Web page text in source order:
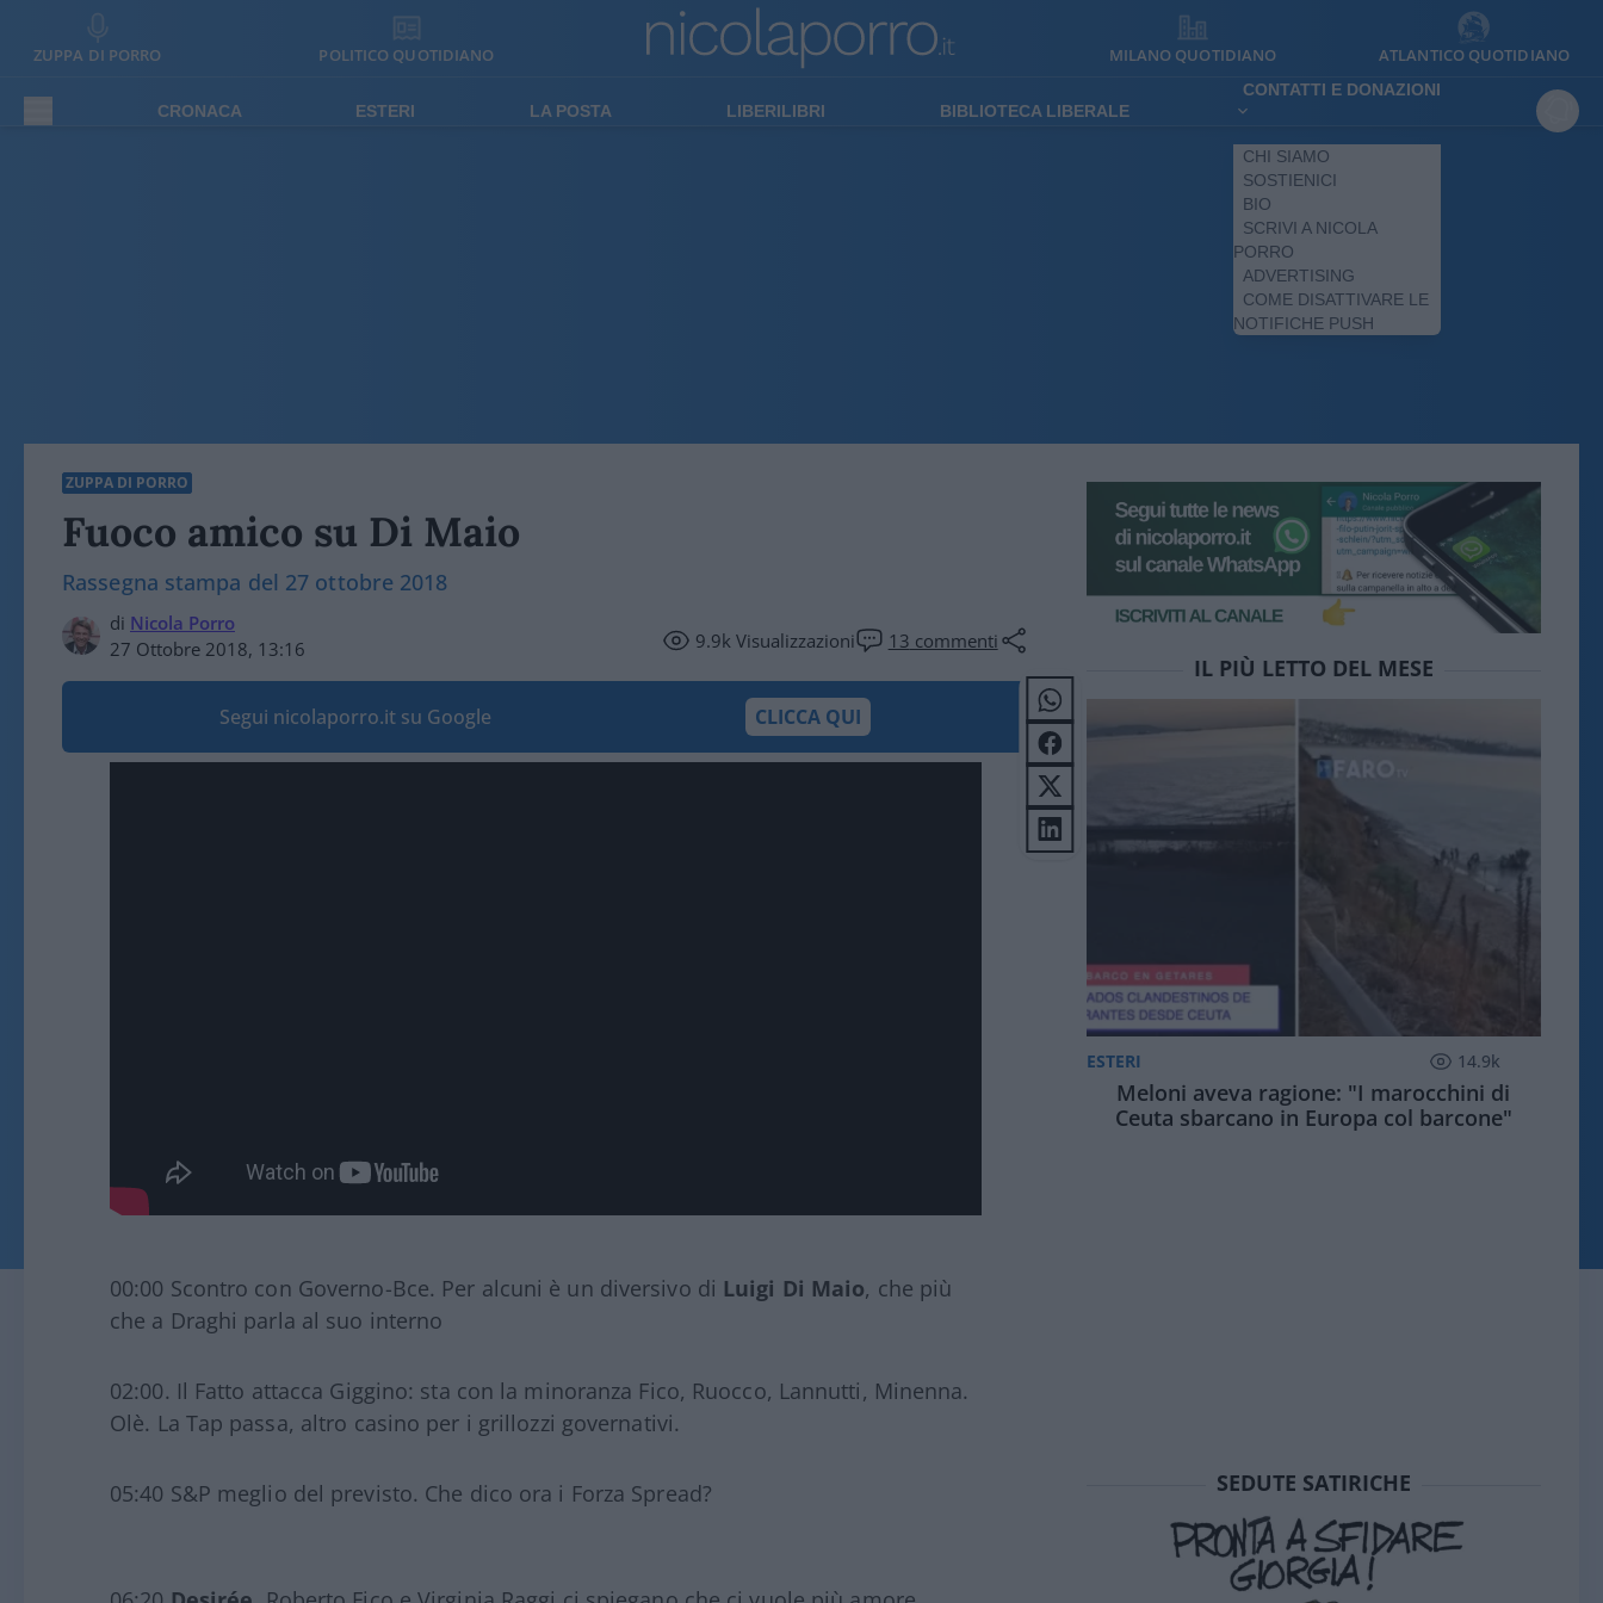
ZUPPA DI PORRO POLITICO QUOTIDIANO MILANO QUOTIDIANO ATLANTICO QUOTIDIANO
CRONACA ESTERI LA POSTA LIBERILIBRI BIBLIOTECA LIBERALE
CONTATTI E DONAZIONI
CHI SIAMO
SOSTIENICI
BIO
SCRIVI A NICOLA
PORRO
ADVERTISING
COME DISATTIVARE LE
NOTIFICHE PUSH
ZUPPA DI PORRO
Fuoco amico su Di Maio
Rassegna stampa del 27 ottobre 2018
di Nicola Porro
27 Ottobre 2018, 13:16
9.9kVisualizzazioni 13 commenti
Segui nicolaporro.it su Google CLICCA QUI
00:00 Scontro con Governo-Bce. Per alcuni è un diversivo di Luigi Di Maio, che più
che a Draghi parla al suo interno
02:00. Il Fatto attacca Giggino: sta con la minoranza Fico, Ruocco, Lannutti, Minenna.
Olè. La Tap passa, altro casino per i grillozzi governativi.
05:40 S&P meglio del previsto. Che dico ora i Forza Spread?
IL PIÙ LETTO DEL MESE
ESTERI 14.9k
Meloni aveva ragione: "I marocchini di
Ceuta sbarcano in Europa col barcone"
SEDUTE SATIRICHE